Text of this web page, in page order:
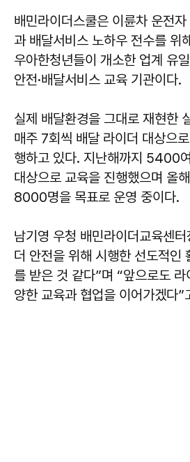
배민라이더스쿨은 이륜차 운전
과 배달서비스 노하우 전수를 위
우아한청년들이 개소한 업계 유
안전·배달서비스 교육 기관이다.
실제 배달환경을 그대로 재현한
매주 7회씩 배달 라이더 대상으
행하고 있다. 지난해까지 5400
대상으로 교육을 진행했으며 올
8000명을 목표로 운영 중이다.
남기영 우청 배민라이더교육센터
더 안전을 위해 시행한 선도적인
를 받은 것 같다”며 “앞으로도
양한 교육과 협업을 이어가겠다”